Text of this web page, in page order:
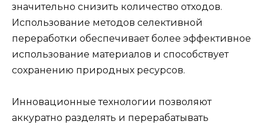
значительно снизить количество отходов.
Использование методов селективной
переработки обеспечивает более эффективное
использование материалов и способствует
сохранению природных ресурсов.
Инновационные технологии позволяют
аккуратно разделять и перерабатывать